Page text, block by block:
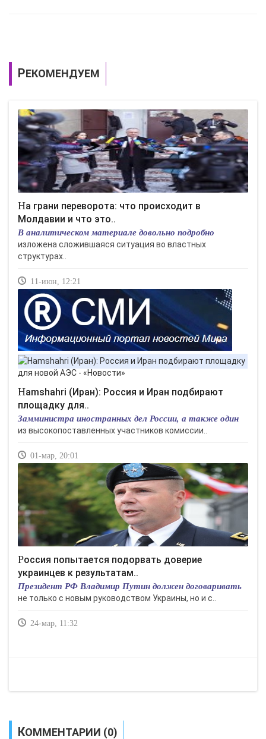
РЕКОМЕНДУЕМ
На грани переворота: что происходит в
Молдавии и что это..
В аналитическом материале довольно подробно
изложена сложившаяся ситуация во властных
структурах..
11-июн, 12:21
Hamshahri (Иран): Россия и Иран подбирают
площадку для..
Замминистра иностранных дел России, а также один
из высокопоставленных участников комиссии..
01-мар, 20:01
Россия попытается подорвать доверие
украинцев к результатам..
Президент РФ Владимир Путин должен договаривать
не только с новым руководством Украины, но и с..
24-мар, 11:32
КОММЕНТАРИИ (0)